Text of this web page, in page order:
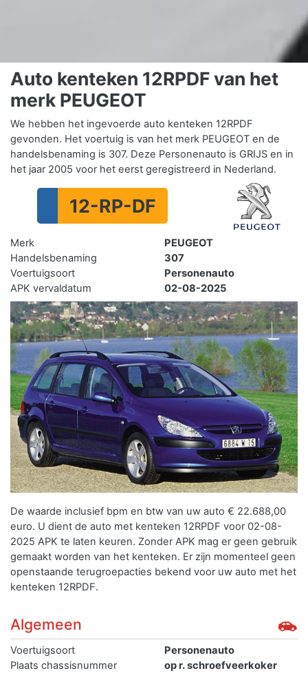
Auto kenteken 12RPDF van het
merk PEUGEOT
We hebben het ingevoerde auto kenteken 12RPDF
gevonden. Het voertuig is van het merk PEUGEOT en de
handelsbenaming is 307. Deze Personenauto is GRIJS en in
het jaar 2005 voor het eerst geregistreerd in Nederland.
12-RP-DF
Merk
PEUGEOT
Handelsbenaming
307
Voertuigsoort
Personenauto
APK vervaldatum
02-08-2025
De waarde inclusief bpm en btw van uw auto € 22.688,00
euro. U dient de auto met kenteken 12RPDF voor 02-08-
2025 APK te laten keuren. Zonder APK mag er geen gebruik
gemaakt worden van het kenteken. Er zijn momenteel geen
openstaande terugroepacties bekend voor uw auto met het
kenteken 12RPDF.
Algemeen
Voertuigsoort
Personenauto
Plaats chassisnummer
op r. schroefveerkoker